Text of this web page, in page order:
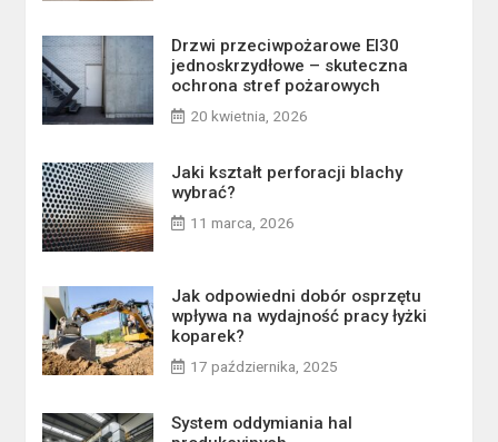
Drzwi przeciwpożarowe EI30
jednoskrzydłowe – skuteczna
ochrona stref pożarowych
20 kwietnia, 2026
Jaki kształt perforacji blachy
wybrać?
11 marca, 2026
Jak odpowiedni dobór osprzętu
wpływa na wydajność pracy łyżki
koparek?
17 października, 2025
System oddymiania hal